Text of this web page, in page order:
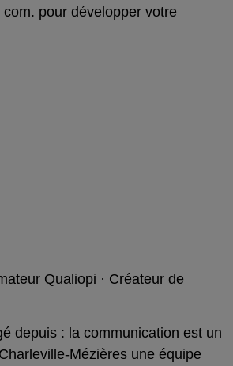
pour développer votre
Qualiopi · Créateur de
depuis : la communication est un
Mézières une équipe